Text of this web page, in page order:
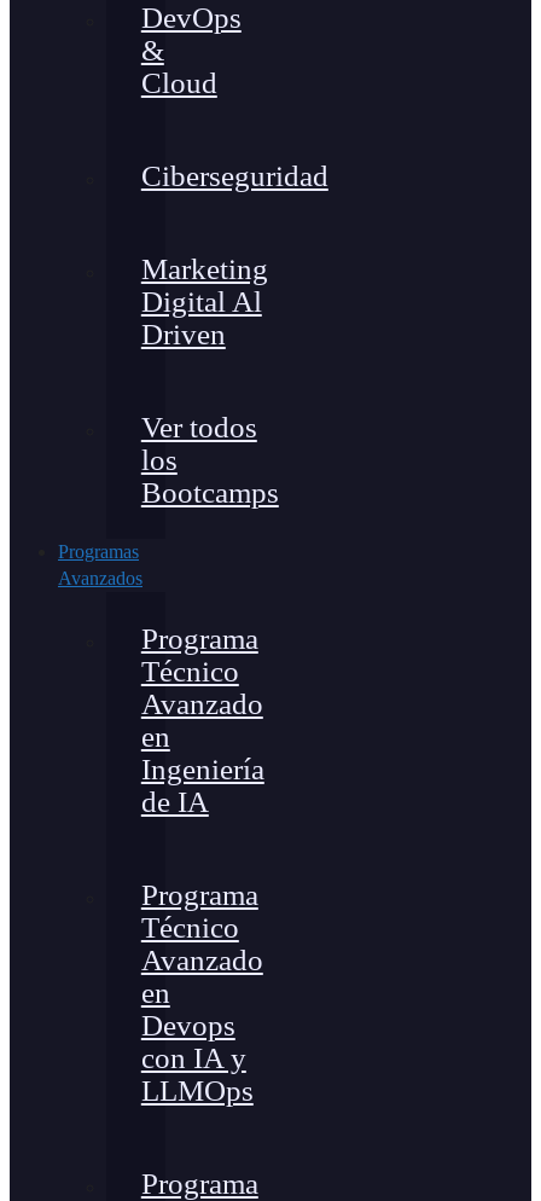
DevOps
&
Cloud
Ciberseguridad
Marketing
Digital Al
Driven
Ver todos
los
Bootcamps
Programas
Avanzados
Programa
Técnico
Avanzado
en
Ingeniería
de IA
Programa
Técnico
Avanzado
en
Devops
con IA y
LLMOps
Programa